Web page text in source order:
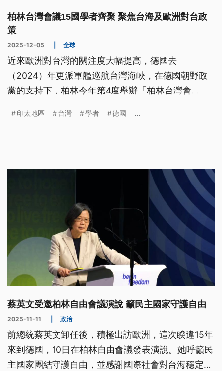
柏林台灣會議15國學者齊聚 聚焦台海及歐洲對台政
策
2025-12-05 全球
近來歐洲對台灣的關注度大幅提高，德國去
（2024）年更派軍艦巡航台灣海峽，在德國朝野政
黨的支持下，柏林今年第4度舉辦「柏林台灣會
交、能源、台海安全，與歐洲對台政策。2天的論壇
共同關注的核心議題。
印太地區 台灣 學者 德國 ...
蔡英文受邀柏林自由會議演說 籲民主國家守護自由
2025-11-11 政治
前總統蔡英文卸任後，積極出訪歐洲，這次睽違15年
來到德國，10日在柏林自由會議發表演說。她呼籲民
主國家團結守護自由，並感謝國際社會對台海穩定的